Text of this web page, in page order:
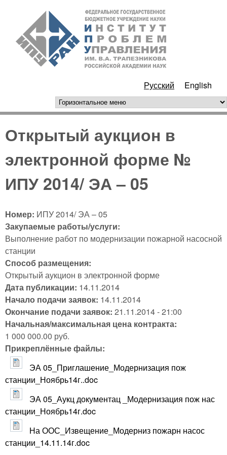
Перейти к основному
содержанию
РАН
Русский English
горизонтальное меню
Открытый аукцион в
электронной форме №
ИПУ 2014/ ЭА – 05
Номер: ИПУ 2014/ ЭА – 05
Закупаемые работы/услуги:
Выполнение работ по модернизации пожарной насосной
станции
Способ размещения:
Открытый аукцион в электронной форме
Дата публикации: 14.11.2014
Начало подачи заявок: 14.11.2014
Окончание подачи заявок: 21.11.2014 - 21:00
Начальная/максимальная цена контракта:
1 000 000.00 руб.
Прикреплённые файлы:
ЭА 05_Приглашение_Модернизация пож
станции_Ноябрь14г..doc
ЭА 05_Аукц документац _Модернизация пож нас
станции_Ноябрь14г.doc
На ООС_Извещение_Модерниз пожарн насос
станции_14.11.14г.doc